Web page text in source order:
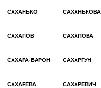
САХАНЬКО САХАНЬКОВА
САХАПОВ САХАПОВА
САХАРА-БАРОН САХАРГУН
САХАРЕВА САХАРЕВИЧ